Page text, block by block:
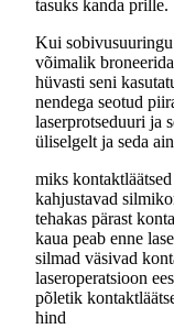
tasuks kanda prille.
Kui
võimalik
hüvasti seni
nendega seotud
laserprotseduuri ja
üliselgelt ja seda
miks
kahjustavad silmi
tehakas pärast
kaua peab enne
silmad väsivad
laseroperatsioon
põletik
hind